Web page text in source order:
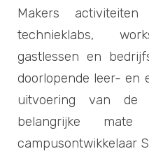
Makers
technieklabs,
gastlessen en
doorlopende leer- en
uitvoering van de
belangrijke
campusontwikkelaar